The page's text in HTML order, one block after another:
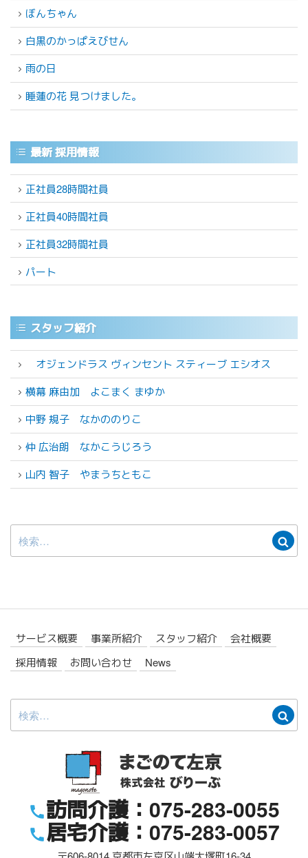
ぼんちゃん
白黒のかっぱえびせん
雨の日
睡蓮の花 見つけました。
最新 採用情報
正社員28時間社員
正社員40時間社員
正社員32時間社員
パート
スタッフ紹介
オジェンドラス ヴィンセント スティーブ エシオス
横幕 麻由加
よこまく まゆか
中野 規子 なかののりこ
仲 広治朗 なかこうじろう
山内 智子 やまうちともこ
索:
検
索
サービス概要 事業所紹介 スタッフ紹介
会社概要
採用情報
お問い合わせ News
索:
検
索
訪問介護：075-283-0055
居宅介護：075-283-0057